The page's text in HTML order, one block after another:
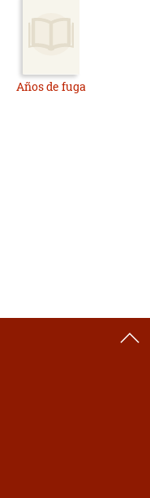
Años de fuga